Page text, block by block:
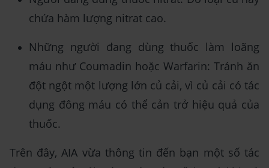
chứa hàm lượng nitrat cao.
Những người đang dùng thuốc làm loãng
máu như Coumadin hoặc Warfarin: Tránh ăn
đột ngột một lượng lớn củ cải, vì củ cải có tác
dụng đông máu có thể cản trở hiệu quả của
thuốc.
Trên đây, AIA vừa thông tin đến bạn một số tác